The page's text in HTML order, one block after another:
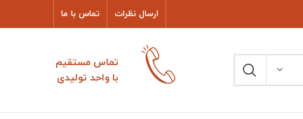
ارسال نظرات تماس با ما
تماس مستقیم
با واحد تولیدی